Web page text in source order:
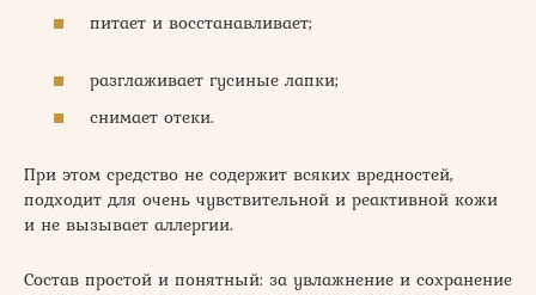
питает и восстанавливает;
разглаживает гусиные лапки;
снимает отеки.
При этом средство не содержит всяких вредностей,
подходит для очень чувствительной и реактивной кожи
и не вызывает аллергии.
Состав простой и понятный: за увлажнение и сохранение